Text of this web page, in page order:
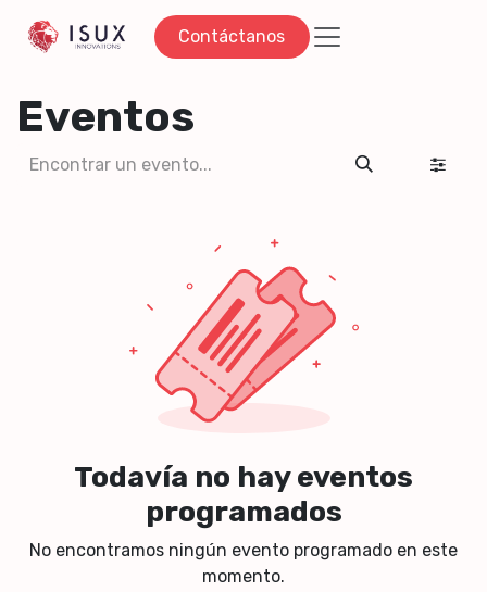
Contáctanos
Eventos
Todavía no hay eventos
programados
No encontramos ningún evento programado en este
momento.